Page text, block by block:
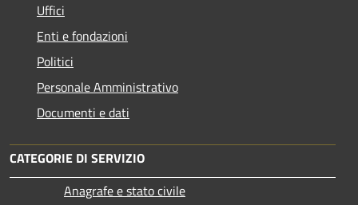
Uffici
Enti e fondazioni
Politici
Personale Amministrativo
Documenti e dati
CATEGORIE DI SERVIZIO
Anagrafe e stato civile